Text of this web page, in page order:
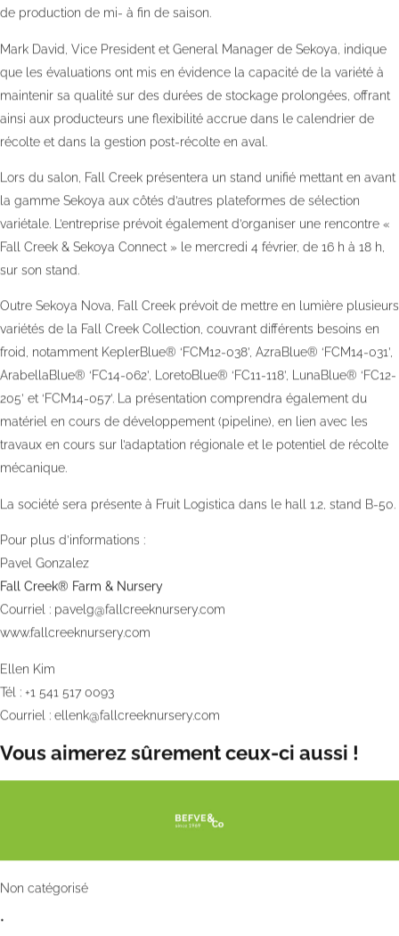
de production de mi- à fin de saison.
Mark David, Vice President et General Manager de Sekoya, indique
que les évaluations ont mis en évidence la capacité de la variété à
maintenir sa qualité sur des durées de stockage prolongées, offrant
ainsi aux producteurs une flexibilité accrue dans le calendrier de
récolte et dans la gestion post-récolte en aval.
Lors du salon, Fall Creek présentera un stand unifié mettant en avant
la gamme Sekoya aux côtés d’autres plateformes de sélection
variétale. L’entreprise prévoit également d’organiser une rencontre «
Fall Creek & Sekoya Connect » le mercredi 4 février, de 16 h à 18 h,
sur son stand.
Outre Sekoya Nova, Fall Creek prévoit de mettre en lumière plusieurs
variétés de la Fall Creek Collection, couvrant différents besoins en
froid, notamment KeplerBlue® ‘FCM12-038’, AzraBlue® ‘FCM14-031’,
ArabellaBlue® ‘FC14-062’, LoretoBlue® ‘FC11-118’, LunaBlue® ‘FC12-
205’ et ‘FCM14-057’. La présentation comprendra également du
matériel en cours de développement (pipeline), en lien avec les
travaux en cours sur l’adaptation régionale et le potentiel de récolte
mécanique.
La société sera présente à Fruit Logistica dans le hall 1.2, stand B-50.
Pour plus d’informations :
Pavel Gonzalez
Fall Creek® Farm & Nursery
Courriel : pavelg@fallcreeknursery.com
www.fallcreeknursery.com
Ellen Kim
Tél : +1 541 517 0093
Courriel : ellenk@fallcreeknursery.com
Vous aimerez sûrement ceux-ci aussi !
Non catégorisé
•